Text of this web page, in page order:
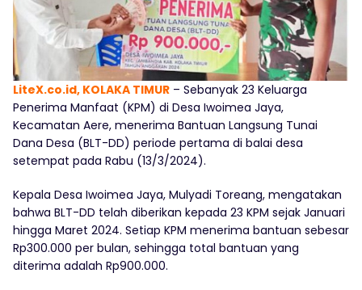
LiteX.co.id, KOLAKA TIMUR – Sebanyak 23 Keluarga
Penerima Manfaat (KPM) di Desa Iwoimea Jaya,
Kecamatan Aere, menerima Bantuan Langsung Tunai
Dana Desa (BLT-DD) periode pertama di balai desa
setempat pada Rabu (13/3/2024).
Kepala Desa Iwoimea Jaya, Mulyadi Toreang, mengatakan
bahwa BLT-DD telah diberikan kepada 23 KPM sejak Januari
hingga Maret 2024. Setiap KPM menerima bantuan sebesar
Rp300.000 per bulan, sehingga total bantuan yang
diterima adalah Rp900.000.